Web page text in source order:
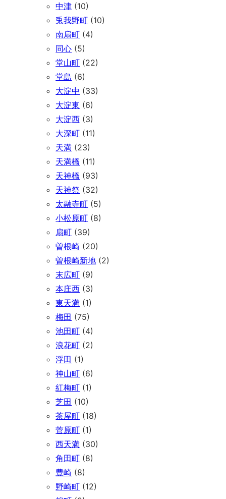
中津 (10)
兎我野町 (10)
南扇町 (4)
同心 (5)
堂山町 (22)
堂島 (6)
大淀中 (33)
大淀東 (6)
大淀西 (3)
大深町 (11)
天満 (23)
天満橋 (11)
天神橋 (93)
天神祭 (32)
太融寺町 (5)
小松原町 (8)
扇町 (39)
曽根崎 (20)
曽根崎新地 (2)
末広町 (9)
本庄西 (3)
東天満 (1)
梅田 (75)
池田町 (4)
浪花町 (2)
浮田 (1)
神山町 (6)
紅梅町 (1)
芝田 (10)
茶屋町 (18)
菅原町 (1)
西天満 (30)
角田町 (8)
豊崎 (8)
野崎町 (12)